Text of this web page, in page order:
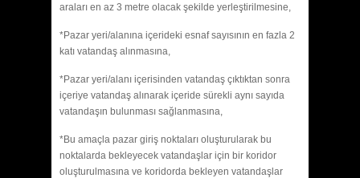
araları en az 3 metre olacak şekilde yerleştirilmesine,
*Pazar yeri/alanına içerideki esnaf sayısının en fazla 2
katı vatandaş alınmasına,
*Pazar yeri/alanı içerisinden vatandaş çıktıktan sonra
içeriye vatandaş alınarak içeride sürekli aynı sayıda
vatandaşın bulunması sağlanmasına,
*Bu amaçla pazar giriş noktaları oluşturularak bu
noktalarda bekleyecek vatandaşlar için bir koridor
oluşturulmasına ve koridorda bekleyen vatandaşlar